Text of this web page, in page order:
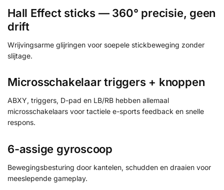
Hall Effect sticks — 360° precisie, geen
drift
Wrijvingsarme glijringen voor soepele stickbeweging zonder
slijtage.
Microsschakelaar triggers + knoppen
ABXY, triggers, D-pad en LB/RB hebben allemaal
microsschakelaars voor tactiele e-sports feedback en snelle
respons.
6-assige gyroscoop
Bewegingsbesturing door kantelen, schudden en draaien voor
meeslepende gameplay.